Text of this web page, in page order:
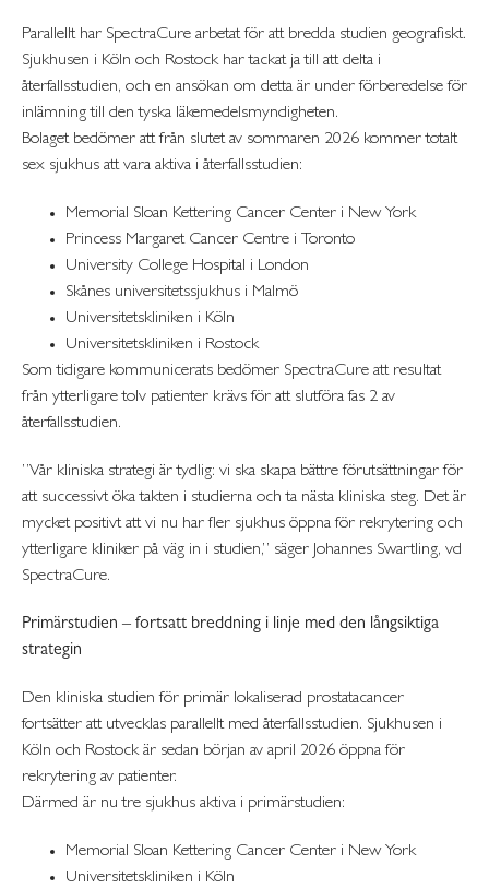
Parallellt har SpectraCure arbetat för att bredda studien geografiskt.
Sjukhusen i Köln och Rostock har tackat ja till att delta i
återfallsstudien, och en ansökan om detta är under förberedelse för
inlämning till den tyska läkemedelsmyndigheten.
Bolaget bedömer att från slutet av sommaren 2026 kommer totalt
sex sjukhus att vara aktiva i återfallsstudien:
Memorial Sloan Kettering Cancer Center i New York
Princess Margaret Cancer Centre i Toronto
University College Hospital i London
Skånes universitetssjukhus i Malmö
Universitetskliniken i Köln
Universitetskliniken i Rostock
Som tidigare kommunicerats bedömer SpectraCure att resultat
från ytterligare tolv patienter krävs för att slutföra fas 2 av
återfallsstudien.
”Vår kliniska strategi är tydlig: vi ska skapa bättre förutsättningar för
att successivt öka takten i studierna och ta nästa kliniska steg. Det är
mycket positivt att vi nu har fler sjukhus öppna för rekrytering och
ytterligare kliniker på väg in i studien,” säger Johannes Swartling, vd
SpectraCure.
Primärstudien – fortsatt breddning i linje med den långsiktiga
strategin
Den kliniska studien för primär lokaliserad prostatacancer
fortsätter att utvecklas parallellt med återfallsstudien. Sjukhusen i
Köln och Rostock är sedan början av april 2026 öppna för
rekrytering av patienter.
Därmed är nu tre sjukhus aktiva i primärstudien:
Memorial Sloan Kettering Cancer Center i New York
Universitetskliniken i Köln